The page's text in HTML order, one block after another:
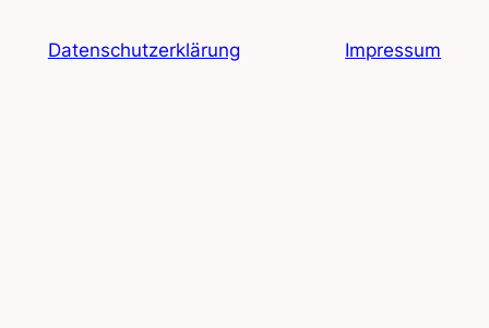
Datenschutzerklärung Impressum